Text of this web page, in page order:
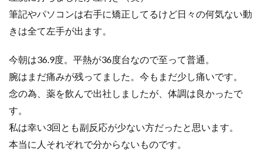
筆記やパソコンは右手に矯正してるけど日々の何気ない動
きは全て左手が出ます。
今朝は36.9度。平熱が36度台なので至って普通。
腕はまだ痛みが残ってました。今もまだ少し痛いです。
念の為、薬を飲んで出社しましたが、体調は良かったで
す。
私は幸い3回とも副反応が少ない方だったと思います。
本当に人それぞれで分からないものです。